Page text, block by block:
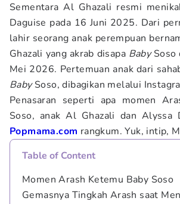
Sementara Al Ghazali resmi
Daguise pada 16 Juni 2025. Dari
lahir seorang anak perempuan
Ghazali yang akrab disapa BabySoso
Mei 2026. Pertemuan anak dari
BabySoso, dibagikan melalui
Penasaran seperti apa momen
Soso, anak Al Ghazali dan Alyssa
Popmama.com rangkum. Yuk, intip,
Table of Content
Momen Arash Ketemu Baby Soso
Gemasnya Tingkah Arash saat